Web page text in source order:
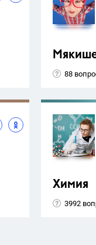
88
Химия
3992